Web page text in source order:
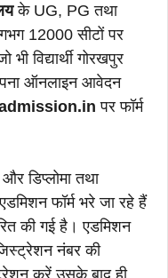
के UG, PG तथा
12000 सीटों पर
भी विद्यार्थी गोरखपुर
ऑनलाइन आवेदन
पर फॉर्म
डिप्लोमा तथा
फॉर्म भरे जा रहे हैं
की गई है। एडमिशन
नंबर की
करें उसके बाद ही